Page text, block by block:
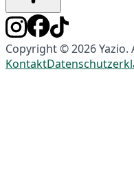
Copyright © 2026
Kontakt